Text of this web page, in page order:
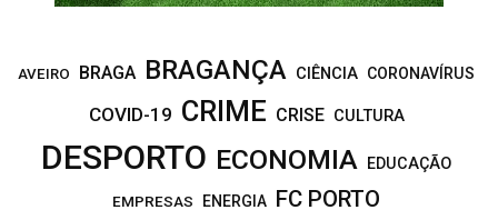
AVEIRO BRAGA BRAGANÇA CIÊNCIA CORONAVÍRUS
COVID-19 CRIME CRISE CULTURA
DESPORTO ECONOMIA EDUCAÇÃO
EMPRESAS ENERGIA FC PORTO